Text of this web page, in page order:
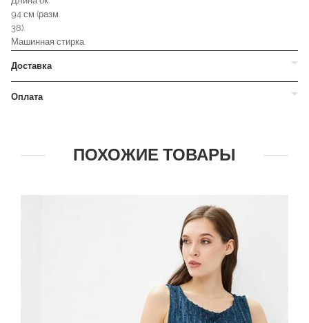
94 см (разм.
38).
Машинная стирка.
Доставка
Оплата
ПОХОЖИЕ ТОВАРЫ